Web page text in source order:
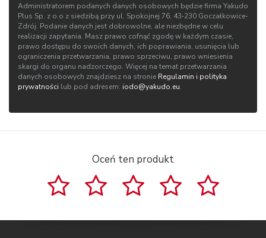
Administratorem podanych danych osobowych będzie firma Yakudo
Plus Sp. z o.o z siedzibą przy ul. Spokojnej 76, 43‑230 Goczałkowice-
Zdrój. Podanie danych jest dobrowolne, ale niezbędne w celu
realizacji zapytania. Masz prawo cofnąć zgodę w każdym czasie,
prawo dostępu do swoich danych, ich poprawiania, usunięcia lub
ograniczenia przetwarzania, prawo sprzeciwu, prawo wniesienia
skargi do organu nadzorczego. Więcej na temat przetwarzania
danych osobowych znajdziesz na stronie Regulamin i polityka
prywatności lub pod adresem: iodo@yakudo.eu.
Oceń ten produkt